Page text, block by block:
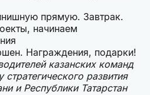
прямую. Завтрак.
начинаем
Награждения, подарки!
казанских команд
развития
и Республики Татарстан